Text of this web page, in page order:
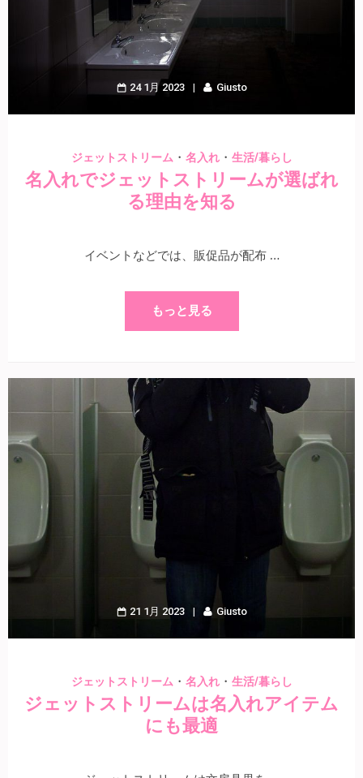
24 1月 2023 Giusto
ジェットストリーム・ 名入れ・ 生活/暮らし
名入れでジェットストリームが選ばれ
る理由を知る
イベントなどでは、販促品が配布 …
もっと見る
21 1月 2023 Giusto
ジェットストリーム・ 名入れ・ 生活/暮らし
ジェットストリームは名入れアイテム
にも最適